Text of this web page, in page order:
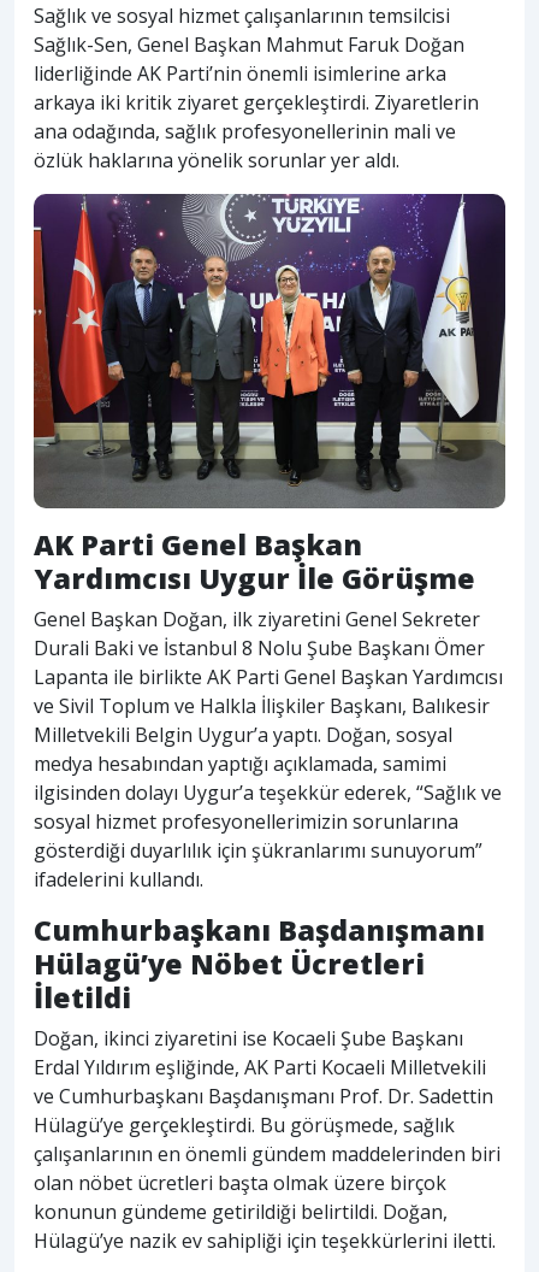
Sağlık ve sosyal hizmet çalışanlarının temsilcisi
Sağlık-Sen, Genel Başkan Mahmut Faruk Doğan
liderliğinde AK Parti’nin önemli isimlerine arka
arkaya iki kritik ziyaret gerçekleştirdi. Ziyaretlerin
ana odağında, sağlık profesyonellerinin mali ve
özlük haklarına yönelik sorunlar yer aldı.
AK Parti Genel Başkan
Yardımcısı Uygur İle Görüşme
Genel Başkan Doğan, ilk ziyaretini Genel Sekreter
Durali Baki ve İstanbul 8 Nolu Şube Başkanı Ömer
Lapanta ile birlikte AK Parti Genel Başkan Yardımcısı
ve Sivil Toplum ve Halkla İlişkiler Başkanı, Balıkesir
Milletvekili Belgin Uygur’a yaptı. Doğan, sosyal
medya hesabından yaptığı açıklamada, samimi
ilgisinden dolayı Uygur’a teşekkür ederek, “Sağlık ve
sosyal hizmet profesyonellerimizin sorunlarına
gösterdiği duyarlılık için şükranlarımı sunuyorum”
ifadelerini kullandı.
Cumhurbaşkanı Başdanışmanı
Hülagü’ye Nöbet Ücretleri
İletildi
Doğan, ikinci ziyaretini ise Kocaeli Şube Başkanı
Erdal Yıldırım eşliğinde, AK Parti Kocaeli Milletvekili
ve Cumhurbaşkanı Başdanışmanı Prof. Dr. Sadettin
Hülagü’ye gerçekleştirdi. Bu görüşmede, sağlık
çalışanlarının en önemli gündem maddelerinden biri
olan nöbet ücretleri başta olmak üzere birçok
konunun gündeme getirildiği belirtildi. Doğan,
Hülagü’ye nazik ev sahipliği için teşekkürlerini iletti.